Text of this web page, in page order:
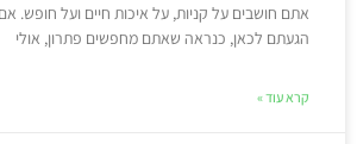
אתם חושבים על קניות, על איכות חיים ועל חופש. אם
הגעתם לכאן, כנראה שאתם מחפשים פתרון, אולי
קרא עוד »